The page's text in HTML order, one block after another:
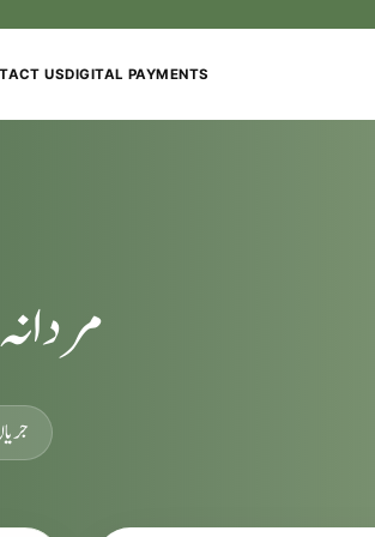
USDIGITAL PAYMENTS